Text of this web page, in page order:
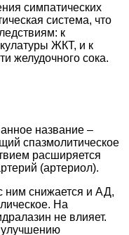
симпатических
система, что
к
ЖКТ, и к
желудочного сока.
название –
спазмолитическое
расширяется
(артериол).
ним снижается и АД,
На
не влияет.
улучшению